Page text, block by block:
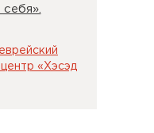
«Хэсэд